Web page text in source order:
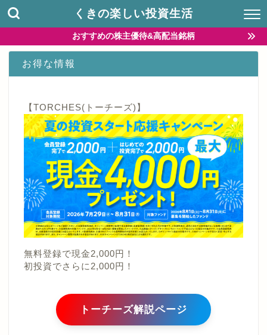
くきの楽しい投資生活
おすすめの株主優待&高配当銘柄
お得な情報
【TORCHES(トーチーズ)】
無料登録で現金2,000円！
初投資でさらに2,000円！
トーチーズ解説ページ